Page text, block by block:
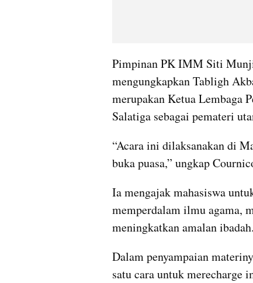
Pimpinan PK IMM Siti
mengungkapkan Tabligh
merupakan Ketua Lembaga
Salatiga sebagai pemateri
“Acara ini dilaksanakan di
buka puasa,” ungkap
Ia mengajak mahasiswa
memperdalam ilmu agama,
meningkatkan amalan ibadah.
Dalam penyampaian
satu cara untuk merecharge